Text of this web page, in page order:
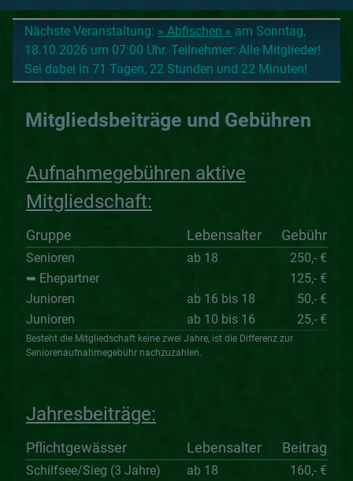
Nächste Veranstaltung: » Abfischen « am Sonntag,
18.10.2026 um 07:00 Uhr. Teilnehmer: Alle Mitglieder!
Sei dabei in 71 Tagen, 22 Stunden und 22 Minuten!
Mitgliedsbeiträge und Gebühren
Aufnahmegebühren aktive
Mitgliedschaft:
Gruppe Lebensalter Gebühr
Senioren ab 18
250,- €
➥ Ehepartner
125,- €
Junioren
ab 16 bis 18
50,- €
Junioren
ab 10 bis 16 25,- €
Besteht die Mitgliedschaft keine zwei Jahre, ist die Differenz zur
Seniorenaufnahmegebühr nachzuzahlen.
Jahresbeiträge:
Pflichtgewässer Lebensalter Beitrag
Schilfsee/Sieg (3 Jahre) ab 18
160,- €